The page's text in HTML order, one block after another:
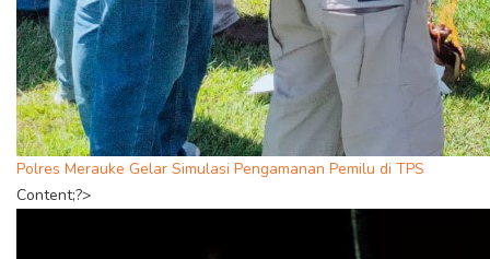
Polres Merauke Gelar Simulasi Pengamanan Pemilu di TPS
Content;?>